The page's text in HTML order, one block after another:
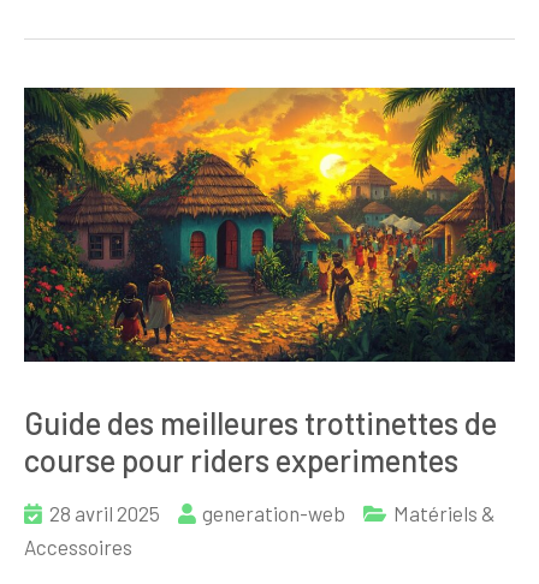
Guide des meilleures trottinettes de
course pour riders experimentes
28 avril 2025 generation-web
Matériels &
Accessoires